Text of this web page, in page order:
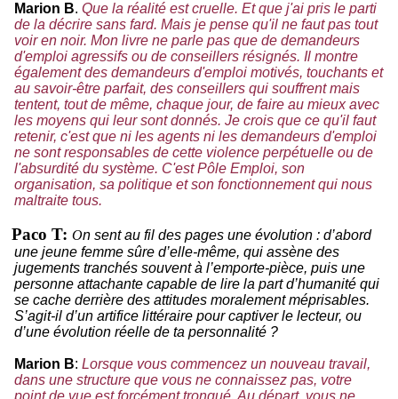
Marion B. Que la réalité est cruelle. Et que j'ai pris le parti
de la décrire sans fard. Mais je pense qu'il ne faut pas tout
voir en noir. Mon livre ne parle pas que de demandeurs
d'emploi agressifs ou de conseillers résignés. Il montre
également des demandeurs d'emploi motivés, touchants et
au savoir-être parfait, des conseillers qui souffrent mais
tentent, tout de même, chaque jour, de faire au mieux avec
les moyens qui leur sont donnés. Je crois que ce qu'il faut
retenir, c'est que ni les agents ni les demandeurs d'emploi
ne sont responsables de cette violence perpétuelle ou de
l'absurdité du système. C'est Pôle Emploi, son
organisation, sa politique et son fonctionnement qui nous
maltraite tous.
Paco T: On sent au fil des pages une évolution : d’abord
une jeune femme sûre d’elle-même, qui assène des
jugements tranchés souvent à l’emporte-pièce, puis une
personne attachante capable de lire la part d’humanité qui
se cache derrière des attitudes moralement méprisables.
S’agit-il d’un artifice littéraire pour captiver le lecteur, ou
d’une évolution réelle de ta personnalité ?
Marion B: Lorsque vous commencez un nouveau travail,
dans une structure que vous ne connaissez pas, votre